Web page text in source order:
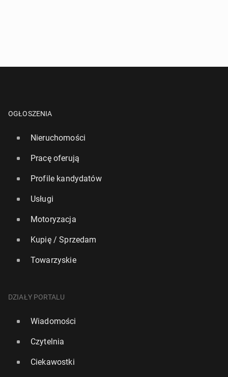
OGŁOSZENIA
Nieruchomości
Pracę oferują
Profile kandydatów
Usługi
Motoryzacja
Kupię / Sprzedam
Towarzyskie
DZIAŁY PORTALU
Wiadomości
Czytelnia
Ciekawostki